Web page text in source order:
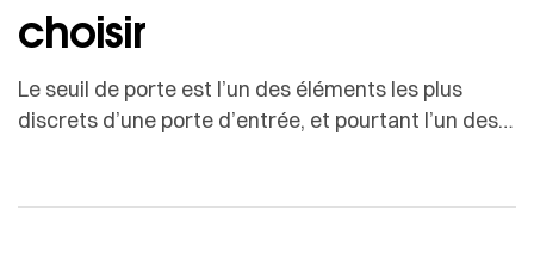
choisir
Le seuil de porte est l’un des éléments les plus
discrets d’une porte d’entrée, et pourtant l’un des
l’étanchéité, le confort thermique, la durabilité de la